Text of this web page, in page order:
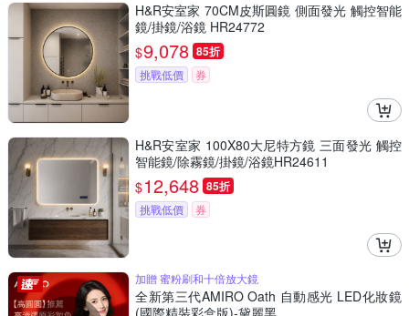
H&R安室家 70CM皮斯圓鏡 側面發光 觸控智能
鏡/掛鏡/浴鏡 HR24772
$9,078 85折
挑戰低價 券
H&R安室家 100X80大尼特方鏡 三面發光 觸控
智能鏡/除霧鏡/掛鏡/浴鏡HR24611
$12,648 85折
挑戰低價 券
加贈 蜜粉刷和十倍放大鏡
全新第三代AMIRO Oath 自動感光 LED化妝鏡